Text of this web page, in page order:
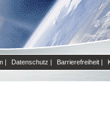
| Datenschutz | Barrierefreiheit |